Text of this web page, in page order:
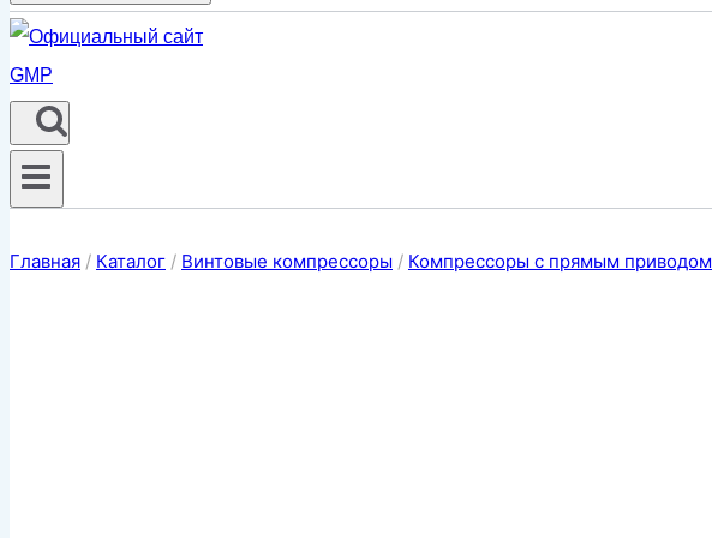
Главная / Каталог / Винтовые компрессоры / Компрессоры с прямым приводом